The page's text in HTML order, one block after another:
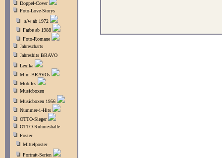
Doppel-Cover
Foto-Love-Storys
s/w ab 1972
Farbe ab 1988
Foto-Romane
Jahrescharts
Jahreshits BRAVO
Lexika
Mini-BRAVOs
Mobiles
Musicboxen
Musicboxen 1956
Nummer-1-Hits
OTTO-Sieger
OTTO-Ruhmeshalle
Poster
Mittelposter
Portrait-Serien